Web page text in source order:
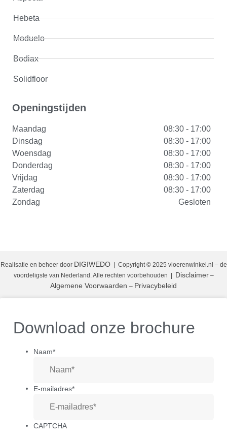
Hebeta
Moduelo
Bodiax
Solidfloor
Openingstijden
Maandag
08:30 - 17:00
Dinsdag
08:30 - 17:00
Woensdag
08:30 - 17:00
Donderdag
08:30 - 17:00
Vrijdag
08:30 - 17:00
Zaterdag
08:30 - 17:00
Zondag
Gesloten
Realisatie en beheer door DIGIWEDO| Copyright © 2025 vloerenwinkel.nl – de
voordeligste van Nederland. Alle rechten voorbehouden | Disclaimer–
Algemene Voorwaarden – Privacybeleid
Download onze brochure
Naam*
E-mailadres*
CAPTCHA